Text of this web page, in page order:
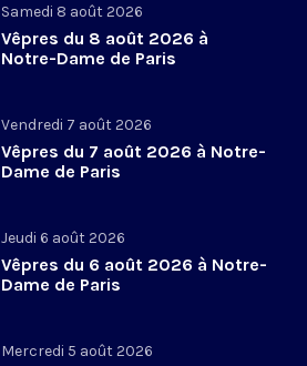
Samedi 8 août 2026
Vêpres du 8 août 2026 à
Notre-Dame de Paris
Vendredi 7 août 2026
Vêpres du 7 août 2026 à Notre-
Dame de Paris
Jeudi 6 août 2026
Vêpres du 6 août 2026 à Notre-
Dame de Paris
Mercredi 5 août 2026